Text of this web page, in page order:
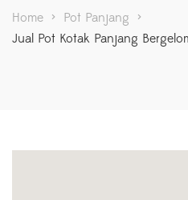
Home > Pot Panjang >
Jual Pot Kotak Panjang